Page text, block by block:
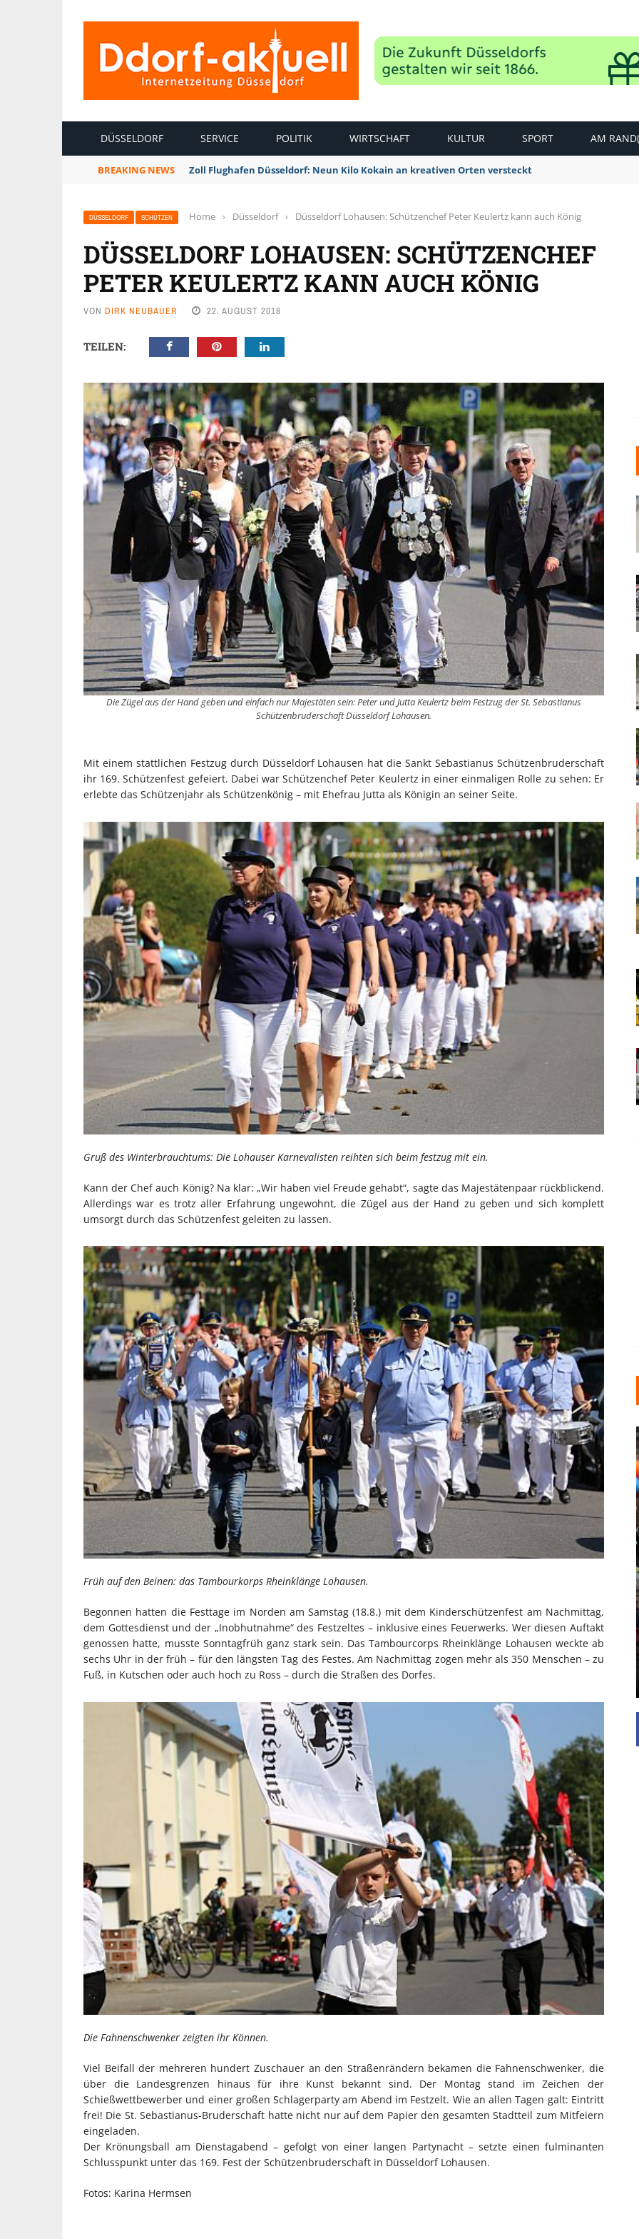
DÜSSELDORF SERVICE POLITIK WIRTSCHAFT KULTUR SPORT AM
BREAKING NEWS Zoll Flughafen Düsseldorf: Neun Kilo Kokain an kreativen Orten versteckt
DÜSSELDORF SCHÜTZEN Home › Düsseldorf › Düsseldorf Lohausen: Schützenchef Peter Keulertz kann auch König
DÜSSELDORF LOHAUSEN: SCHÜTZENCHEF
PETER KEULERTZ KANN AUCH KÖNIG
VON DIRK NEUBAUER 22. AUGUST 2018
TEILEN:
Die Zügel aus der Hand geben und einfach nur Majestäten sein: Peter und Jutta Keulertz beim Festzug der St. Sebastianus
Schützenbruderschaft Düsseldorf Lohausen.
Mit einem stattlichen Festzug durch Düsseldorf Lohausen hat die Sankt Sebastianus Schützenbruderschaft
ihr 169. Schützenfest gefeiert. Dabei war Schützenchef Peter Keulertz in einer einmaligen Rolle zu sehen: Er
erlebte das Schützenjahr als Schützenkönig – mit Ehefrau Jutta als Königin an seiner Seite.
Gruß des Winterbrauchtums: Die Lohauser Karnevalisten reihten sich beim festzug mit ein.
Kann der Chef auch König? Na klar: „Wir haben viel Freude gehabt“, sagte das Majestätenpaar rückblickend.
Allerdings war es trotz aller Erfahrung ungewohnt, die Zügel aus der Hand zu geben und sich komplett
umsorgt durch das Schützenfest geleiten zu lassen.
Früh auf den Beinen: das Tambourkorps Rheinklänge Lohausen.
Begonnen hatten die Festtage im Norden am Samstag (18.8.) mit dem Kinderschützenfest am Nachmittag,
dem Gottesdienst und der „Inobhutnahme“ des Festzeltes – inklusive eines Feuerwerks. Wer diesen Auftakt
genossen hatte, musste Sonntagfrüh ganz stark sein. Das Tambourcorps Rheinklänge Lohausen weckte ab
sechs Uhr in der früh – für den längsten Tag des Festes. Am Nachmittag zogen mehr als 350 Menschen – zu
Fuß, in Kutschen oder auch hoch zu Ross – durch die Straßen des Dorfes.
Die Fahnenschwenker zeigten ihr Können.
Viel Beifall der mehreren hundert Zuschauer an den Straßenrändern bekamen die Fahnenschwenker, die
über die Landesgrenzen hinaus für ihre Kunst bekannt sind. Der Montag stand im Zeichen der
Schießwettbewerber und einer großen Schlagerparty am Abend im Festzelt. Wie an allen Tagen galt: Eintritt
frei! Die St. Sebastianus-Bruderschaft hatte nicht nur auf dem Papier den gesamten Stadtteil zum Mitfeiern
eingeladen.
Der Krönungsball am Dienstagabend – gefolgt von einer langen Partynacht – setzte einen fulminanten
Schlusspunkt unter das 169. Fest der Schützenbruderschaft in Düsseldorf Lohausen.
Fotos: Karina Hermsen
INDUSTRIELLER CHIC: WIE
KUNSTSTOFFFENSTER DEN
Die Inspiration des industriellen Chics sind die
Werkshallen des Industriezeitalters. Die Basis für
diesen Stil sind große Räume, schlicht gehalten
mit rustikalen Elementen und großen
Fensterflächen. Wie so vieles wurde ...